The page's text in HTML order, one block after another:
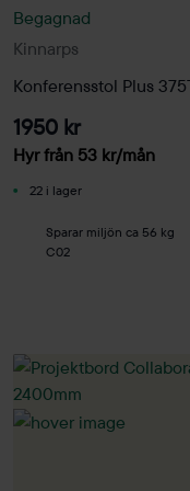
Kinnarps
Begagnad
Konferensstol Plus
1950 kr
Hyr från 53 kr/mån
22 i lager
Sparar miljön ca 56 kg
C02